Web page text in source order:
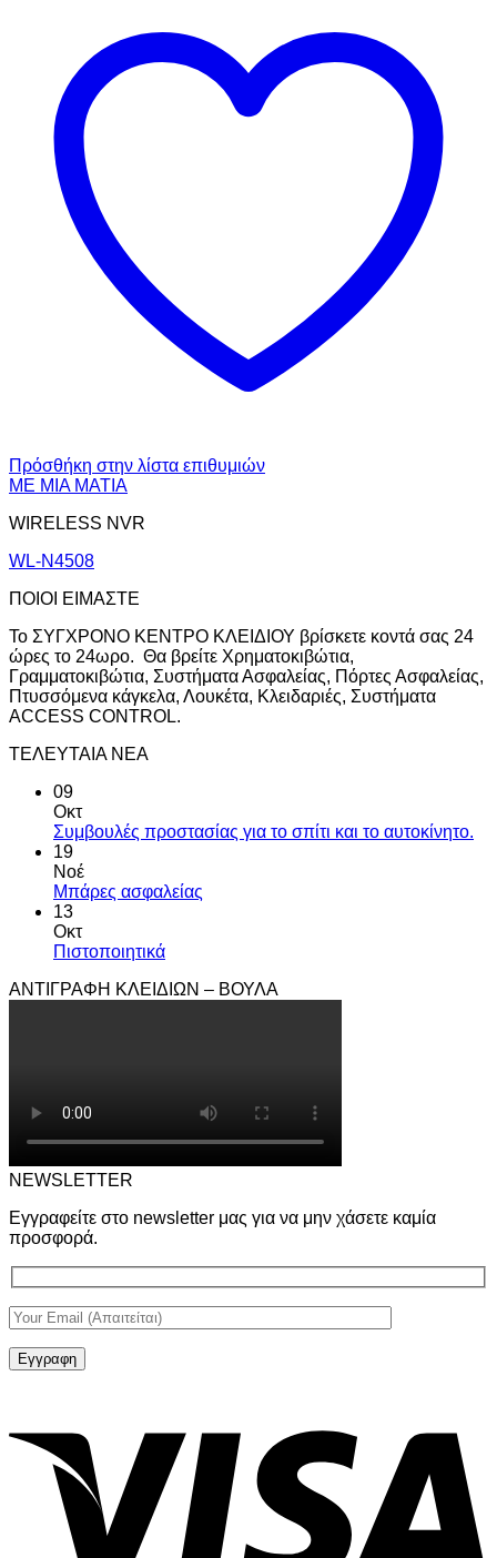
Πρόσθήκη στην λίστα επιθυμιών
ΜΕ ΜΙΑ ΜΑΤΙΑ
WIRELESS NVR
WL-N4508
ΠΟΙΟΙ ΕΙΜΑΣΤΕ
Το ΣΥΓΧΡΟΝΟ ΚΕΝΤΡΟ ΚΛΕΙΔΙΟΥ βρίσκετε κοντά σας 24
ώρες το 24ωρο. Θα βρείτε Χρηματοκιβώτια,
Γραμματοκιβώτια, Συστήματα Ασφαλείας, Πόρτες Ασφαλείας,
Πτυσσόμενα κάγκελα, Λουκέτα, Κλειδαριές, Συστήματα
ACCESS CONTROL.
ΤΕΛΕΥΤΑΙΑ ΝΕΑ
09
Οκτ
Συμβουλές προστασίας για το σπίτι και το αυτοκίνητο.
19
Νοέ
Μπάρες ασφαλείας
13
Οκτ
Πιστοποιητικά
ΑΝΤΙΓΡΑΦΗ ΚΛΕΙΔΙΩΝ – ΒΟΥΛΑ
NEWSLETTER
Εγγραφείτε στο newsletter μας για να μην χάσετε καμία
προσφορά.